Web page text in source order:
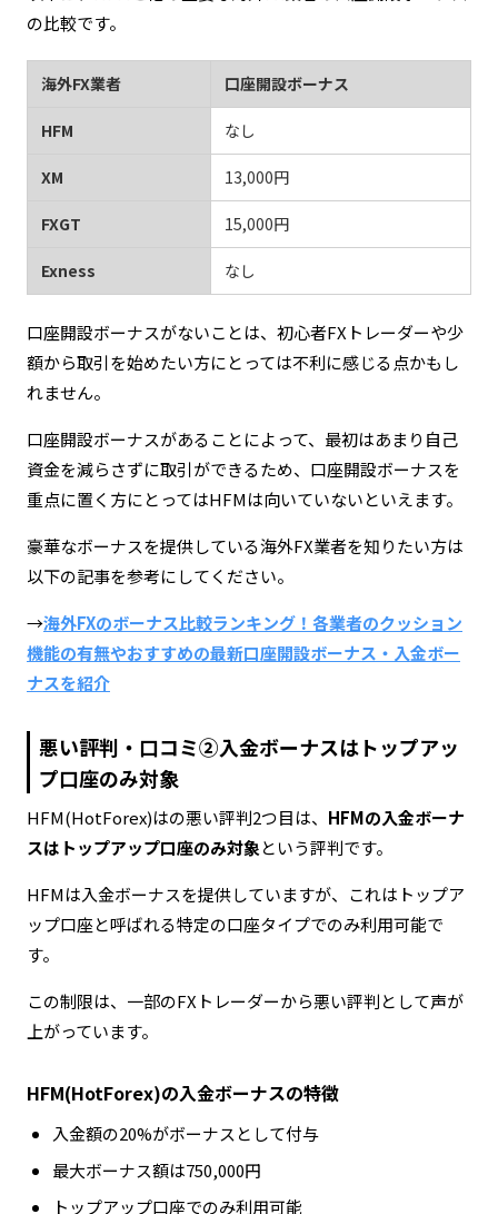
の比較です。
海外FX業者 口座開設ボーナス
HFM なし
XM 13,000円
FXGT 15,000円
Exness なし
口座開設ボーナスがないことは、初心者FXトレーダーや少
額から取引を始めたい方にとっては不利に感じる点かもし
れません。
口座開設ボーナスがあることによって、最初はあまり自己
資金を減らさずに取引ができるため、口座開設ボーナスを
重点に置く方にとってはHFMは向いていないといえます。
豪華なボーナスを提供している海外FX業者を知りたい方は
以下の記事を参考にしてください。
→海外FXのボーナス比較ランキング！各業者のクッション
機能の有無やおすすめの最新口座開設ボーナス・入金ボー
ナスを紹介
悪い評判・口コミ②入金ボーナスはトップアッ
プ口座のみ対象
HFM(HotForex)はの悪い評判2つ目は、 HFMの入金ボーナ
スはトップアップ口座のみ対象という評判です。
HFMは入金ボーナスを提供していますが、これはトップア
ップ口座と呼ばれる特定の口座タイプでのみ利用可能で
す。
この制限は、一部のFXトレーダーから悪い評判として声が
上がっています。
HFM(HotForex)の入金ボーナスの特徴
入金額の20%がボーナスとして付与
最大ボーナス額は750,000円
トップアップ口座でのみ利用可能